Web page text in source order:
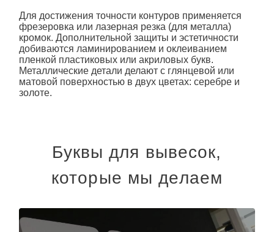
Для достижения точности контуров применяется
фрезеровка или лазерная резка (для металла)
кромок. Дополнительной защиты и эстетичности
добиваются ламинированием и оклеиванием
пленкой пластиковых или акриловых букв.
Металлические детали делают с глянцевой или
матовой поверхностью в двух цветах: серебре и
золоте.
Буквы для вывесок,
которые мы делаем